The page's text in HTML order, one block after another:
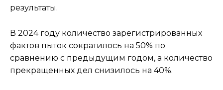
результаты.
В 2024 году количество зарегистрированных
фактов пыток сократилось на 50% по
сравнению с предыдущим годом, а количество
прекращенных дел снизилось на 40%.